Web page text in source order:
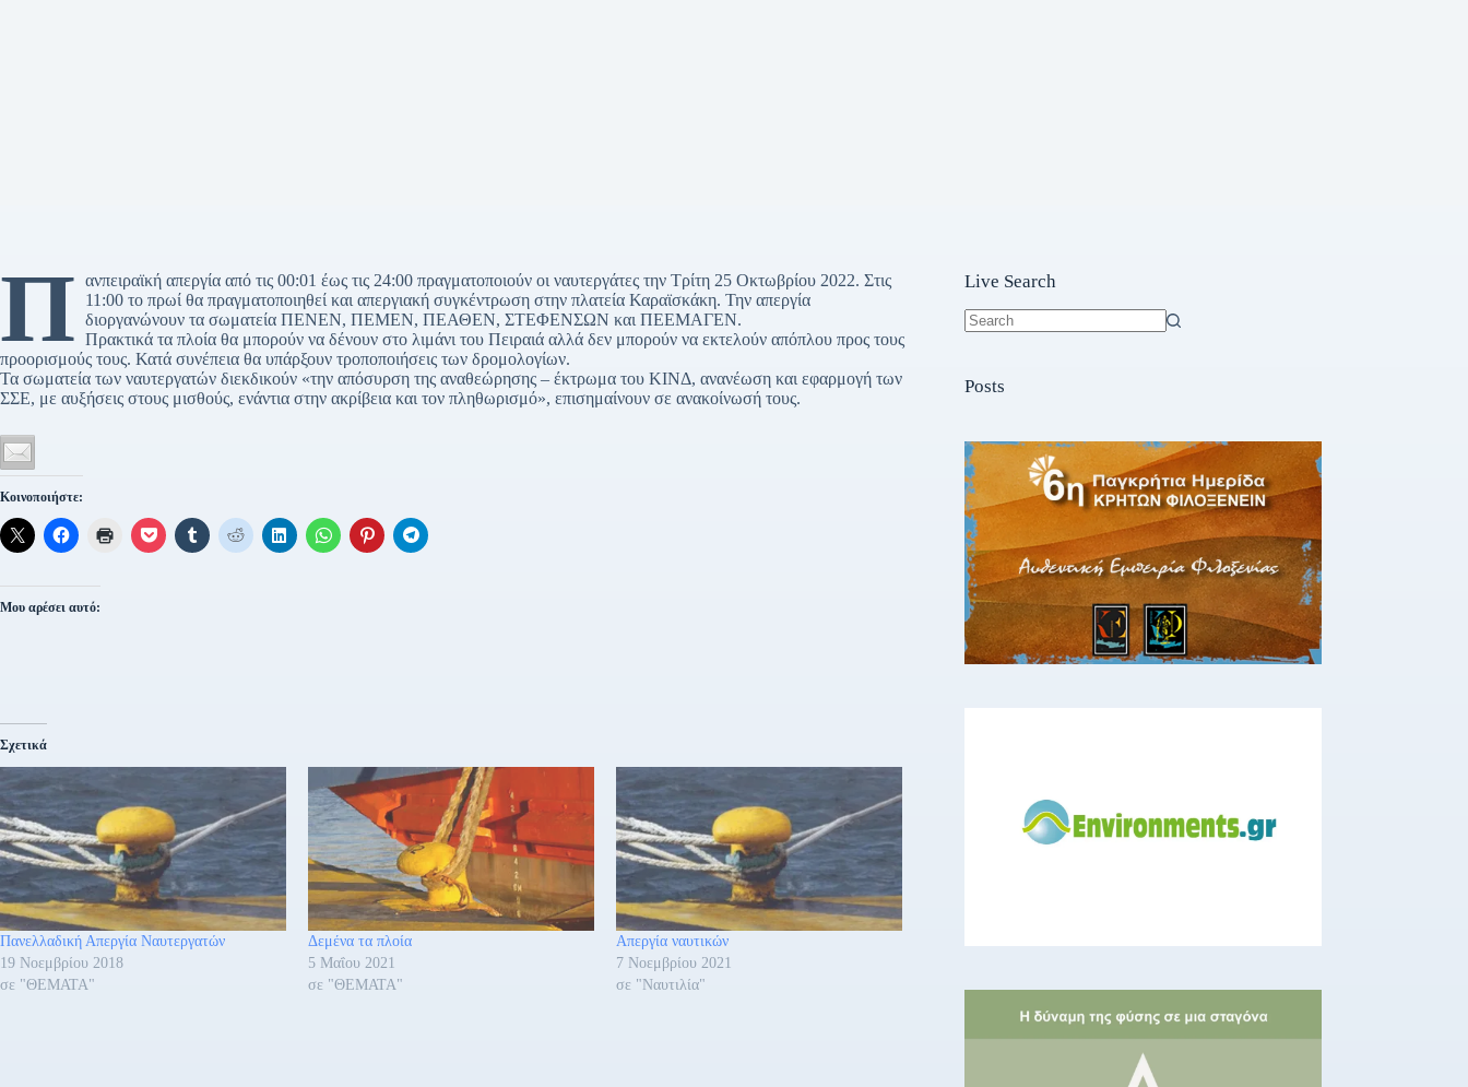
Π ανπειραϊκή απεργία από τις 00:01 έως τις 24:00 πραγματοποιούν οι ναυτεργάτες την Τρίτη 25 Οκτωβρίου 2022. Στις
11:00 το πρωί θα πραγματοποιηθεί και απεργιακή συγκέντρωση στην πλατεία Καραϊσκάκη. Την απεργία
διοργανώνουν τα σωματεία ΠΕΝΕΝ, ΠΕΜΕΝ, ΠΕΑΘΕΝ, ΣΤΕΦΕΝΣΩΝ και ΠΕΕΜΑΓΕΝ.
Πρακτικά τα πλοία θα μπορούν να δένουν στο λιμάνι του Πειραιά αλλά δεν μπορούν να εκτελούν απόπλου προς τους
προορισμούς τους. Κατά συνέπεια θα υπάρξουν τροποποιήσεις των δρομολογίων.
Τα σωματεία των ναυτεργατών διεκδικούν «την απόσυρση της αναθεώρησης – έκτρωμα του ΚΙΝΔ, ανανέωση και εφαρμογή των
ΣΣΕ, με αυξήσεις στους μισθούς, ενάντια στην ακρίβεια και τον πληθωρισμό», επισημαίνουν σε ανακοίνωσή τους.
Κοινοποιήστε:
Μου αρέσει αυτό:
Σχετικά
Πανελλαδική Απεργία Ναυτεργατών
19 Νοεμβρίου 2018
σε "ΘΕΜΑΤΑ"
Δεμένα τα πλοία
5 Μαΐου 2021
σε "ΘΕΜΑΤΑ"
Απεργία ναυτικών
7 Νοεμβρίου 2021
σε "Ναυτιλία"
Live Search
Posts